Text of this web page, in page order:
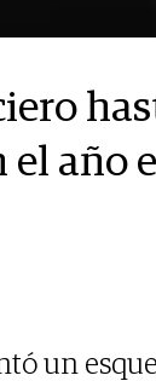
el año
un